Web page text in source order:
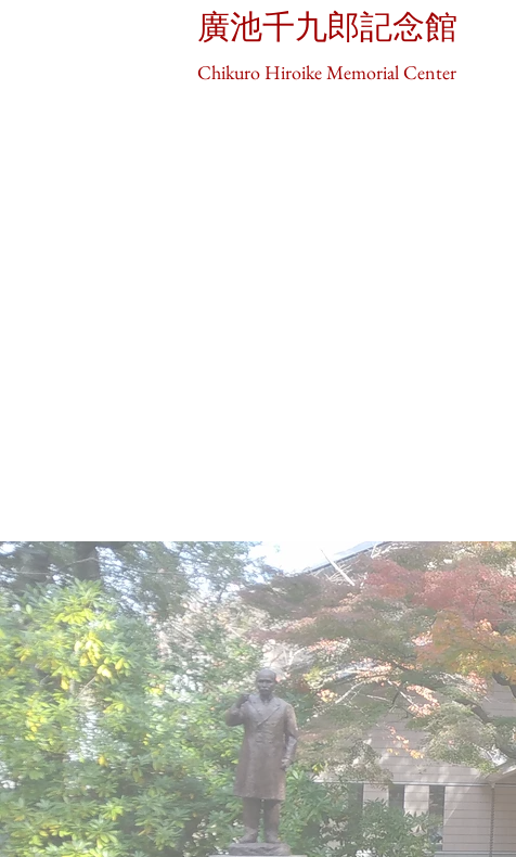
廣池千九郎記念館
Chikuro Hiroike Memorial Center